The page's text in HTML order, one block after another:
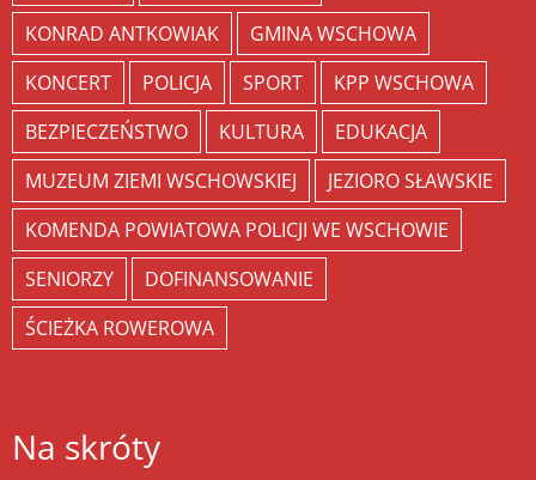
KONRAD ANTKOWIAK
GMINA WSCHOWA
KONCERT
POLICJA SPORT
KPP WSCHOWA
BEZPIECZEŃSTWO
KULTURA
EDUKACJA
MUZEUM ZIEMI WSCHOWSKIEJ
JEZIORO SŁAWSKIE
KOMENDA POWIATOWA POLICJI WE WSCHOWIE
SENIORZY
DOFINANSOWANIE
ŚCIEŻKA ROWEROWA
Na skróty